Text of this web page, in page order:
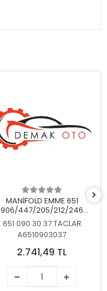
MANİFOLD EMME 651
906/447/205/212/246
KELEBEKSİZ
651 090 30 37 TACLAR
A6510903037
2.741,49 TL